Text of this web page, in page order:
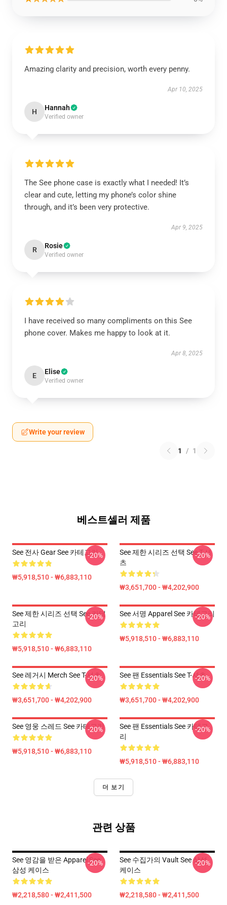
Amazing clarity and precision, worth every penny.
Apr 10, 2025
H Hannah
Verified owner
The See phone case is exactly what I needed! It’s
clear and cute, letting my phone’s color shine
through, and it’s been very protective.
Apr 9, 2025
R Rosie
Verified owner
I have received so many compliments on this See
phone cover. Makes me happy to look at it.
Apr 8, 2025
E Elise
Verified owner
Write your review
1 / 1
베스트셀러 제품
See 전사 Gear See 카테고리
₩5,918,510 - ₩6,883,110
-20%
See 제한 시리즈 선택 See T-셔
츠
₩3,651,700 - ₩4,202,900
-20%
See 제한 시리즈 선택 See 카테
고리
₩5,918,510 - ₩6,883,110
-20% See 서명 Apparel See 카테고리
₩5,918,510 - ₩6,883,110
-20%
See 레거시 Merch See T-셔츠
₩3,651,700 - ₩4,202,900
-20% See 팬 Essentials See T-셔츠
₩3,651,700 - ₩4,202,900
-20%
See 영웅 스레드 See 카테고리
₩5,918,510 - ₩6,883,110
-20%
See 팬 Essentials See 카테고
리
₩5,918,510 - ₩6,883,110
-20%
더 보기
관련 상품
See 영감을 받은 Apparel See
삼성 케이스
₩2,218,580 - ₩2,411,500
-20%
See 수집가의 Vault See 삼성
케이스
₩2,218,580 - ₩2,411,500
-20%